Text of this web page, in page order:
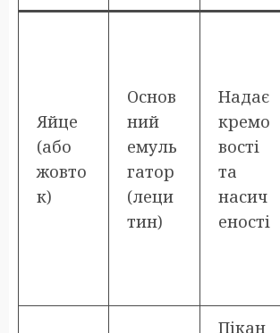
Яйце
(або
жовто
к)
Основ
ний
емуль
гатор
(леци
тин)
Надає
кремо
вості
та
насич
еності
Пікан